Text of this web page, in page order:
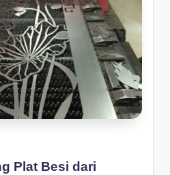
Plat Besi dari